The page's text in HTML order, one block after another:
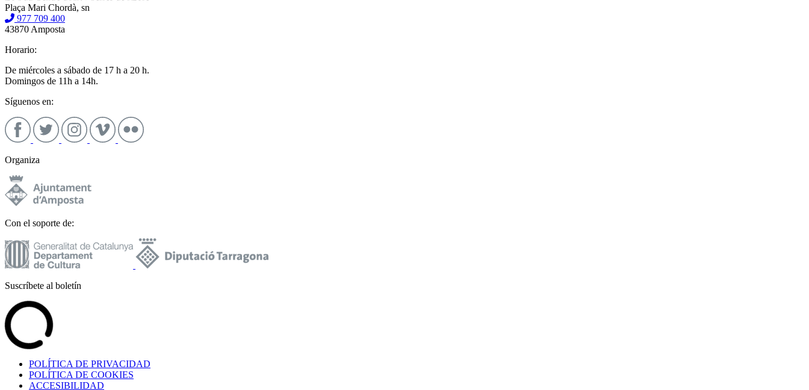
Plaça Mari Chordà, sn
977 709 400
43870 Amposta
Horario:
De miércoles a sábado de 17 h a 20 h.
Domingos de 11h a 14h.
Síguenos en:
Organiza
Con el soporte de:
Suscríbete al boletín
POLÍTICA DE PRIVACIDAD
POLÍTICA DE COOKIES
ACCESIBILIDAD